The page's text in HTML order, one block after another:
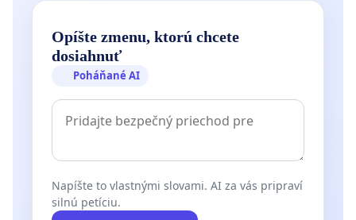
Opíšte zmenu, ktorú chcete
dosiahnuť
Poháňané AI
Napíšte to vlastnými slovami. AI za vás pripraví
silnú petíciu.